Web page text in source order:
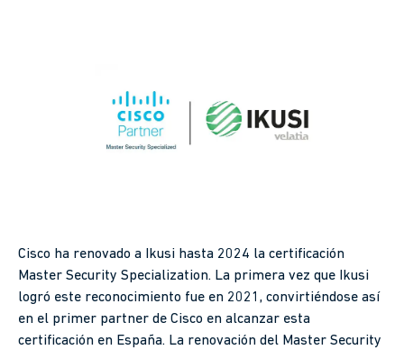
Cisco ha renovado a Ikusi hasta 2024 la certificación
Master Security Specialization. La primera vez que Ikusi
logró este reconocimiento fue en 2021, convirtiéndose así
en el primer partner de Cisco en alcanzar esta
certificación en España. La renovación del Master Security